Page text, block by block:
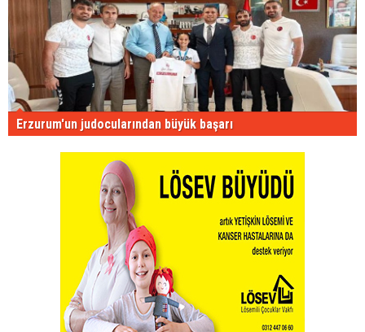
Erzurum'un judocularından büyük başarı